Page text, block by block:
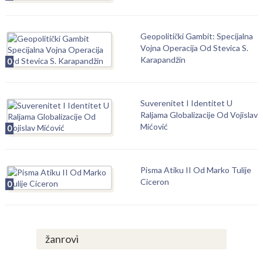
0
Geopolitički Gambit: Specijalna
Vojna Operacija Od Stevica S.
Karapandžin
0
Suverenitet I Identitet U
Raljama Globalizacije Od Vojislav
Mićović
0
Pisma Atiku II Od Marko Tulije
Ciceron
žanrovi